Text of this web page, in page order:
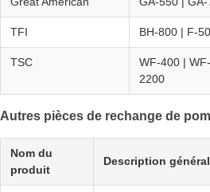
TFI BH-800 | F-
TSC
WF-400 |
2200
Autres pièces de rechange de
Nom du
produit
Description